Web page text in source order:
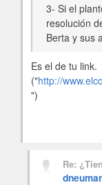
3- Si el
resolución
Berta y sus
Es el de tu link.
("http://
")
Re: